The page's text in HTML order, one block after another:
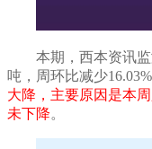
本期，西本资讯
吨， 周环比减少16.03%
大降，主要原因是本
未下降。